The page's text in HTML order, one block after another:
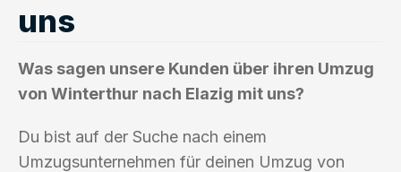
uns
Was sagen unsere Kunden über ihren Umzug
von Winterthur nach Elazig mit uns?
Du bist auf der Suche nach einem
Umzugsunternehmen für deinen Umzug von